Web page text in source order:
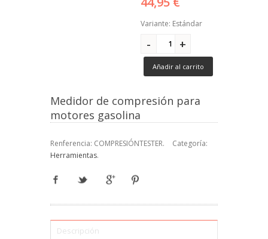
Variante: Estándar
Añadir al carrito
Medidor de compresión para
motores gasolina
Renferencia: COMPRESIÓNTESTER.
Categoría:
Herramientas.
Descripción